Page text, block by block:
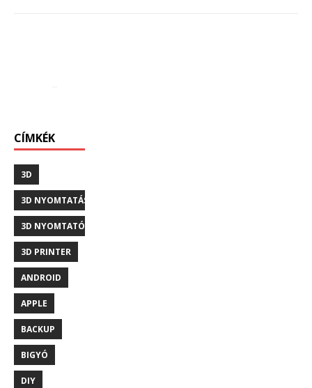
CÍMKÉK
3D
3D NYOMTATÁS
3D NYOMTATÓ
3D PRINTER
ANDROID
APPLE
BACKUP
BIGYÓ
DIY